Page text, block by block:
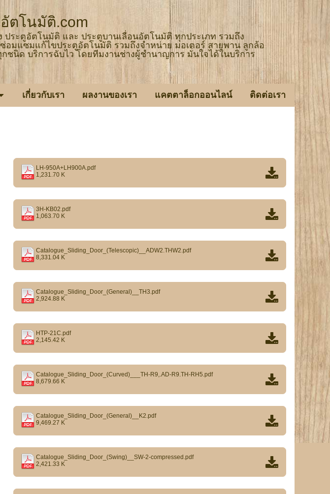
ตโนมัติ.com
ระตูอัตโนมัติ และ ประตูบานเลื่อนอัตโนมัติ ทุกประเภท รวมถึง
มแซมแก้ไขประตูอัตโนมัติ รวมถึงจำหน่าย มอเตอร์ สายพาน ลูกล้อ
ชนิด บริการฉับไว โดยทีมงานช่างผู้ชำนาญการ มั่นใจได้ในบริการ
เกี่ยวกับเรา ผลงานของเรา แคตตาล็อกออนไลน์ ติดต่อเรา
LH-950A+LH900A.pdf
1,231.70 K
3H-KB02.pdf
1,063.70 K
Catalogue_Sliding_Door_(Telescopic)__ADW2.THW2.pdf
8,331.04 K
Catalogue_Sliding_Door_(General)__TH3.pdf
2,924.88 K
HTP-21C.pdf
2,145.42 K
Catalogue_Sliding_Door_(Curved)___TH-R9,.AD-R9.TH-RH5.pdf
8,679.66 K
Catalogue_Sliding_Door_(General)__K2.pdf
9,469.27 K
Catalogue_Sliding_Door_(Swing)__SW-2-compressed.pdf
2,421.33 K